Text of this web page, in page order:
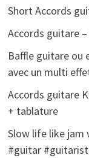
Short Accords
Accords guitare
Baffle guitare ou
avec un multi
Accords guitare
+ tablature
Slow life like jam
#guitar